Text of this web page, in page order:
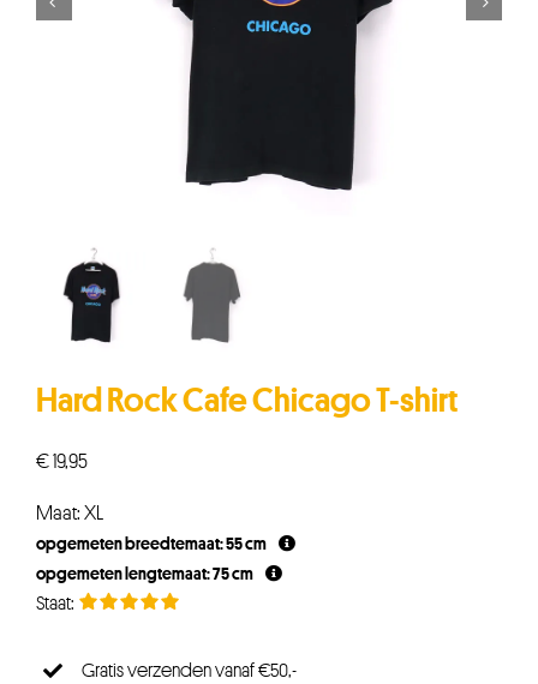
Hard Rock Cafe Chicago T-shirt
€19,95
Maat: XL
opgemeten breedtemaat: 55 cm
opgemeten lengtemaat: 75 cm
Gratis verzenden vanaf €50,-